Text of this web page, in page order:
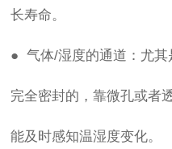
长寿命。
● 气体/湿度的通道：尤其
完全密封的，靠微孔或者
能及时感知温湿度变化。